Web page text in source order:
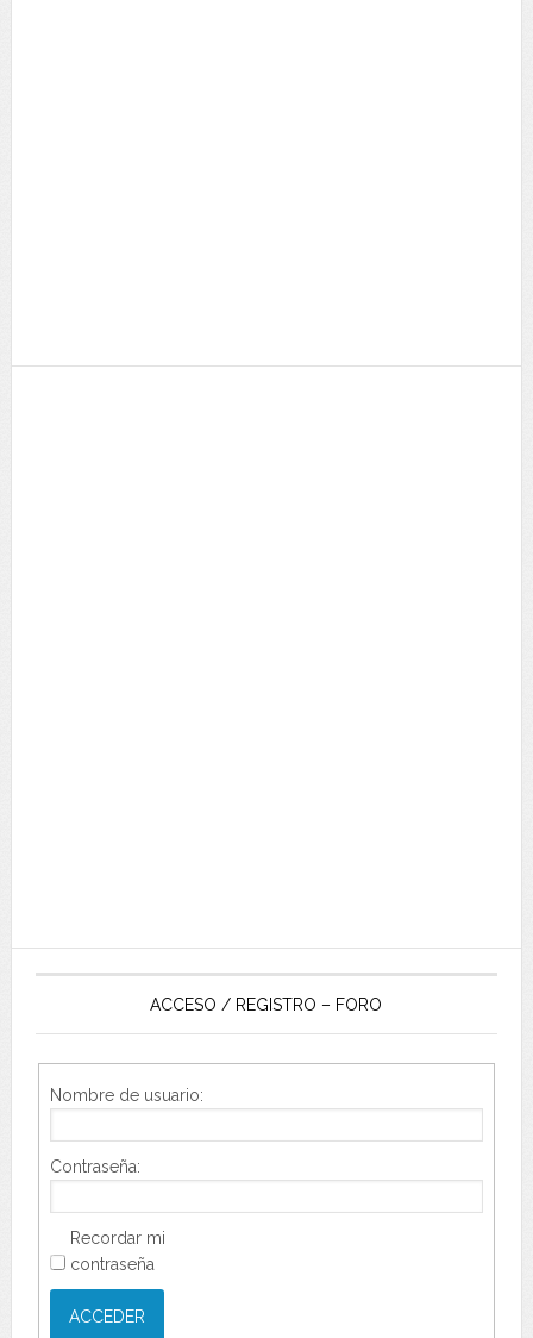
ACCESO / REGISTRO – FORO
Nombre de usuario:
Contraseña:
Recordar mi
contraseña
ACCEDER